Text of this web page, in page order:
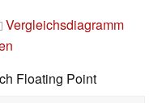
Vergleichsdiagramm
Floating Point